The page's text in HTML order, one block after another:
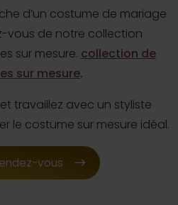
d’un costume de mariage
vous de notre collection
sur mesure. collection de
sur mesure.
travaillez avec un styliste
le costume sur mesure idéal.
vous